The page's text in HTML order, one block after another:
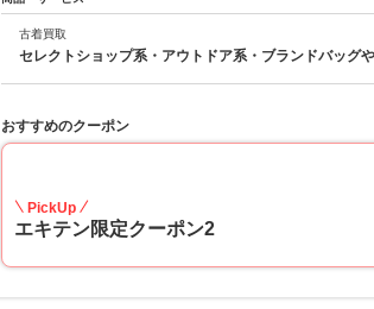
古着買取
セレクトショップ系・アウトドア系・ブランドバッグ
おすすめのクーポン
PickUp
エキテン限定クーポン2